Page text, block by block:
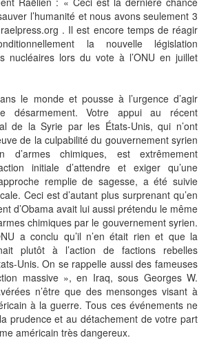
l’humanité et nous avons seulement 3
. Il est encore temps de réagir
la nouvelle législation
nucléaires lors du vote à l’ONU en juillet
le monde et pousse à l’urgence d’agir
Votre appui au récent
de la Syrie par les États-Unis, qui n’ont
de la culpabilité du gouvernement syrien
d’armes chimiques, est extrêmement
initiale d’attendre et exiger qu’une
remplie de sagesse, a été suivie
Ceci est d’autant plus surprenant qu’en
d’Obama avait lui aussi prétendu le même
chimiques par le gouvernement syrien.
a conclu qu’il n’en était rien et que la
plutôt à l’action de factions rebelles
Unis. On se rappelle aussi des fameuses
massive », en Iraq, sous Georges W.
n’être que des mensonges visant à
à la guerre. Tous ces événements ne
prudence et au détachement de votre part
américain très dangereux.